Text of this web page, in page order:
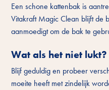
Een schone kattenbak is
Vitakraft Magic Clean blijft de
aanmoedigt om de bak te
Wat als het niet lukt?
Blijf geduldig en probeer
moeite heeft met zindelijk